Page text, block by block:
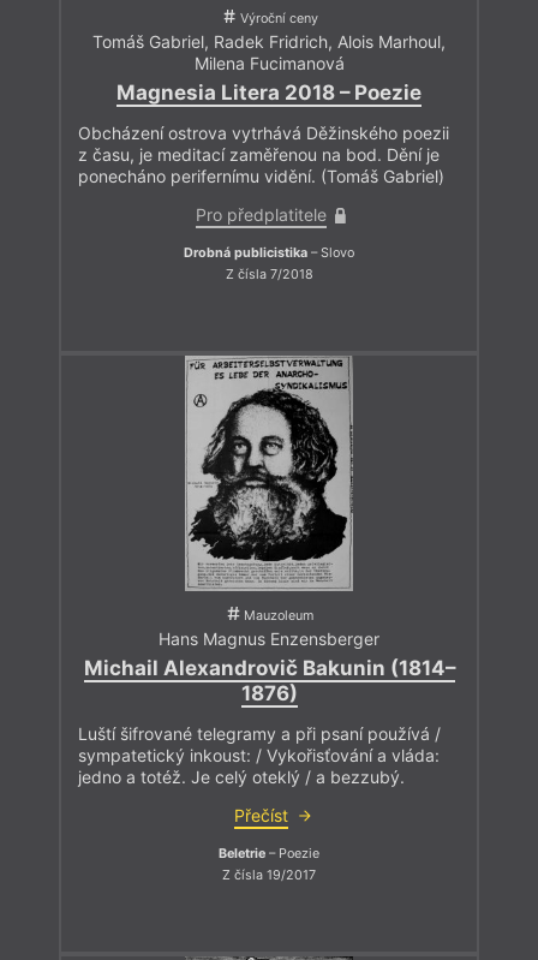
Výroční ceny
Tomáš Gabriel, Radek Fridrich, Alois Marhoul,
Milena Fucimanová
Magnesia Litera 2018 – Poezie
Obcházení ostrova vytrhává Děžinského poezii
z času, je meditací zaměřenou na bod. Dění je
ponecháno perifernímu vidění. (Tomáš Gabriel)
Pro předplatitele
Drobná publicistika – Slovo
Z čísla 7/2018
Mauzoleum
Hans Magnus Enzensberger
Michail Alexandrovič Bakunin (1814–
1876)
Luští šifrované telegramy a při psaní používá /
sympatetický inkoust: / Vykořisťování a vláda:
jedno a totéž. Je celý oteklý / a bezzubý.
Přečíst
Beletrie – Poezie
Z čísla 19/2017